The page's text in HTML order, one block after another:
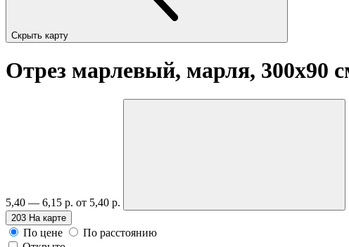
Скрыть карту
Отрез марлевый, марля, 300х90
5,40 — 6,15 р. от 5,40 р.
203 На карте
По цене
По расстоянию